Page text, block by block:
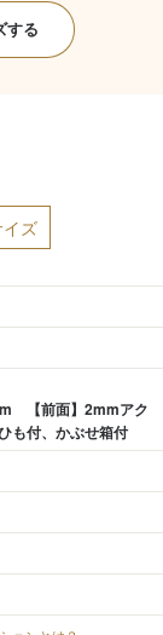
する
ズ
【前面】2mmアク
付、かぶせ箱付